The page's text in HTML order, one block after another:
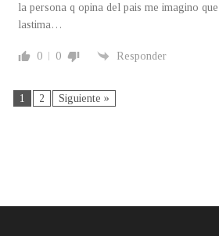
la persona q opina del pais me imagino
lastima…
0 0 Responder
1 2 Siguiente »